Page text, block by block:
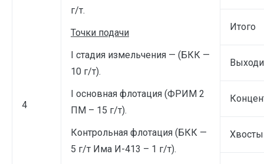
4
г/т.
Точки подачи
I стадия измельчения — (БКК —
10 г/т).
I основная флотация (ФРИМ 2
ПМ – 15 г/т).
Контрольная флотация (БКК —
5 г/т Има И-413 – 1 г/т).
Итого
Хвосты